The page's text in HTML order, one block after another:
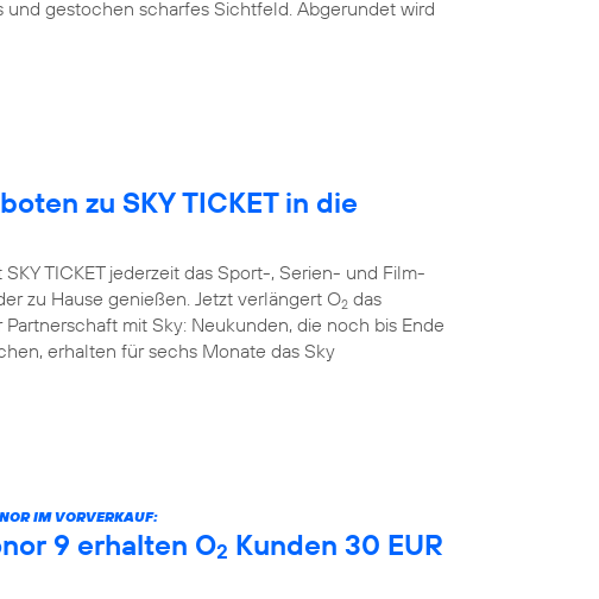
gestochen scharfes Sichtfeld. Abgerundet wird
zu SKY TICKET in die
TICKET jederzeit das Sport-, Serien- und Film-
zu Hause genießen. Jetzt verlängert O2 das
mit Sky: Neukunden, die noch bis Ende
erhalten für sechs Monate das Sky
IM VORVERKAUF:
9 erhalten O2 Kunden 30 EUR